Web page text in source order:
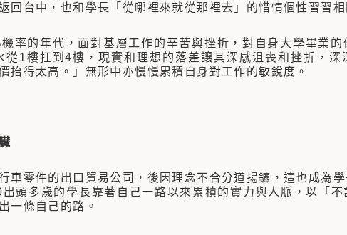
回台中，也和學長「從哪裡來就從那裡去」的惜情個性習習相
的年代，面對基層工作的辛苦與挫折，對自身大學畢業的
從1樓扛到4樓，現實和理想的落差讓其深感沮喪和挫折，深
抬得太高。」無形中亦慢慢累積自身對工作的敏銳度。
零件的出口貿易公司，後因理念不合分道揚鑣，這也成為學
頭多歲的學長靠著自己一路以來累積的實力與人脈，以「
一條自己的路。